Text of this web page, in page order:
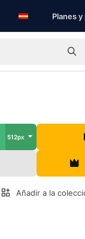
Planes
512px
Añadir a la